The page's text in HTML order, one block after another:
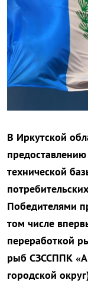
В Иркутской
технической
Победителями
том числе
переработкой
рыб СЗССППК
городской